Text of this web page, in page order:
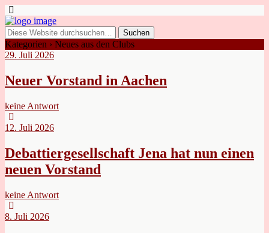
Kategorien › Neues aus den Clubs
29. Juli 2026
Neuer Vorstand in Aachen
keine Antwort
12. Juli 2026
Debattiergesellschaft Jena hat nun einen
neuen Vorstand
keine Antwort
8. Juli 2026